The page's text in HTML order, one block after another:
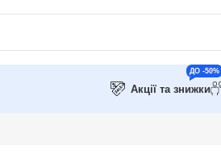
Акції та знижки
ДО -50%